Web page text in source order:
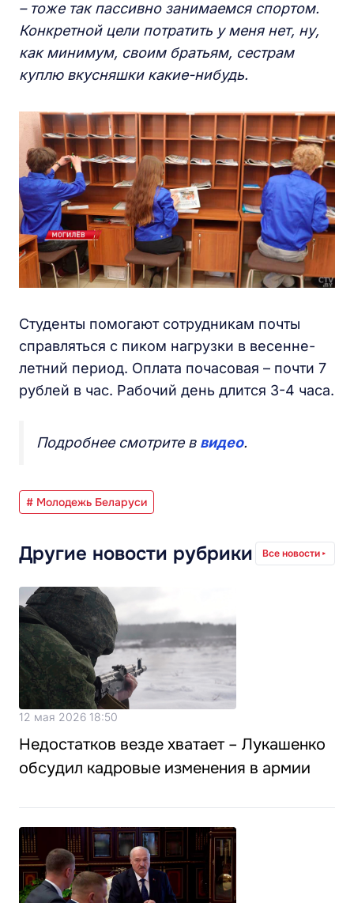
– тоже так пассивно занимаемся спортом.
Конкретной цели потратить у меня нет, ну,
как минимум, своим братьям, сестрам
куплю вкусняшки какие-нибудь.
Студенты помогают сотрудникам почты
справляться с пиком нагрузки в весенне-
летний период. Оплата почасовая – почти 7
рублей в час. Рабочий день длится 3-4 часа.
Подробнее смотрите в видео.
# Молодежь Беларуси
Другие новости рубрики Все новости
12 мая 2026 18:50
Недостатков везде хватает – Лукашенко
обсудил кадровые изменения в армии